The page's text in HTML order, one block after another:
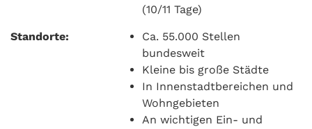
(10/11 Tage)
Standorte:
Ca. 55.000 Stellen
bundesweit
Kleine bis große Städte
In Innenstadtbereichen und
Wohngebieten
An wichtigen Ein- und